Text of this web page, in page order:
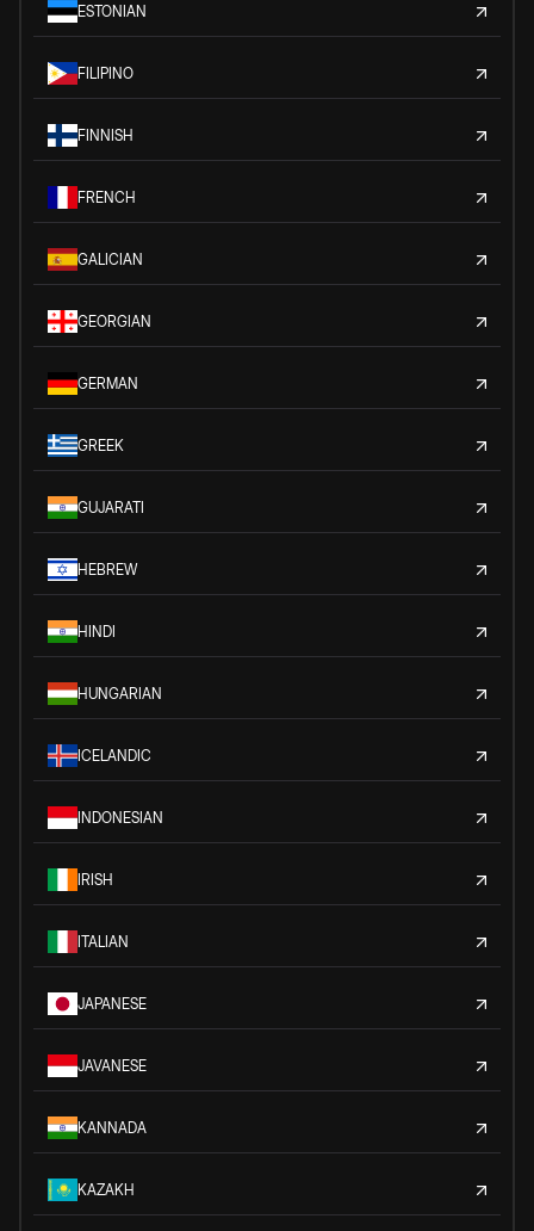
ESTONIAN
FILIPINO
FINNISH
FRENCH
GALICIAN
GEORGIAN
GERMAN
GREEK
GUJARATI
HEBREW
HINDI
HUNGARIAN
ICELANDIC
INDONESIAN
IRISH
ITALIAN
JAPANESE
JAVANESE
KANNADA
KAZAKH